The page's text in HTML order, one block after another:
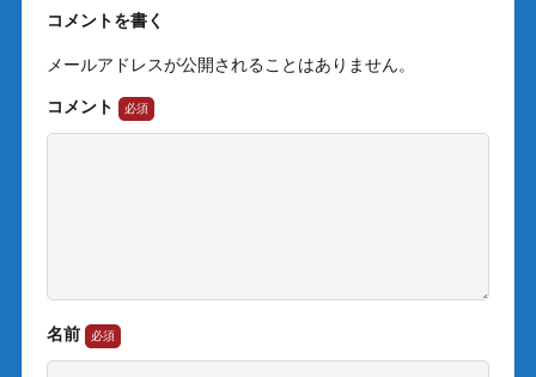
コメントを書く
メールアドレスが公開されることはありません。
コメント
名前